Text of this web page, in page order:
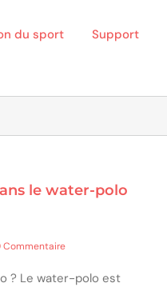
du sport Support
le water-polo
Commentaire
? Le water-polo est